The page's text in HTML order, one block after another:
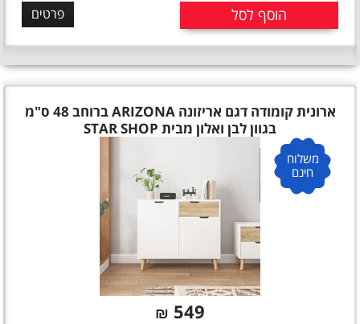
הוסף לסל פרטים
ארונית קומודה דגם אריזונה ARIZONA ברוחב 48 ס"מ
בגוון לבן ואלון מבית STAR SHOP
משלוח
חינם
549
₪